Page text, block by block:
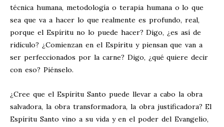
técnica humana, metodología o terapia humana o lo que
sea que va a hacer lo que realmente es profundo, real,
porque el Espíritu no lo puede hacer? Digo, ¿es así de
ridículo? ¿Comienzan en el Espíritu y piensan que van a
ser perfeccionados por la carne? Digo, ¿qué quiere decir
con eso? Piénselo.
¿Cree que el Espíritu Santo puede llevar a cabo la obra
salvadora, la obra transformadora, la obra justificadora? El
Espíritu Santo vino a su vida y en el poder del Evangelio,